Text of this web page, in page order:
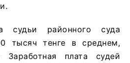
судьи районного суда
тысяч тенге в среднем,
плата судей